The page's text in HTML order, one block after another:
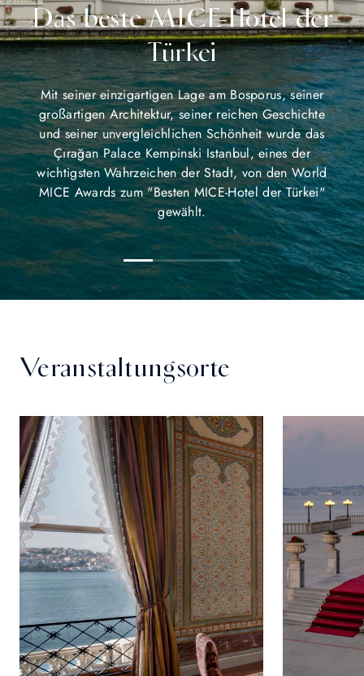
Das beste MICE-Hotel der
Türkei
Mit seiner einzigartigen Lage am Bosporus, seiner
großartigen Architektur, seiner reichen Geschichte
und seiner unvergleichlichen Schönheit wurde das
Çırağan Palace Kempinski Istanbul, eines der
wichtigsten Wahrzeichen der Stadt, von den World
MICE Awards zum "Besten MICE-Hotel der Türkei"
gewählt.
Veranstaltungsorte